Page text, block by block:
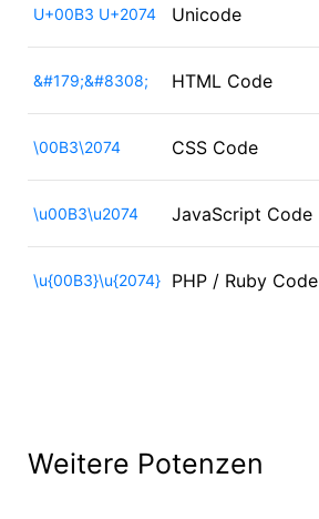
U+00B3 U+2074 Unicode
&#179;&#8308; HTML Code
\00B3\2074 CSS Code
\u00B3\u2074 JavaScript Code
\u{00B3}\u{2074} PHP / Ruby Code
Weitere Potenzen